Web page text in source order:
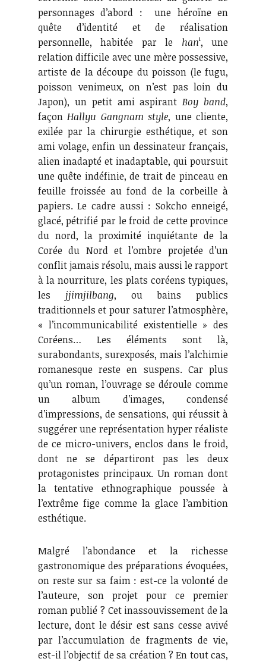
personnages d’abord : une héroïne en
quête d’identité et de réalisation
personnelle, habitée par le han¹, une
relation difficile avec une mère possessive,
artiste de la découpe du poisson (le fugu,
poisson venimeux, on n’est pas loin du
Japon), un petit ami aspirantBoy band,
façonHallyu Gangnam style, une cliente,
exilée par la chirurgie esthétique, et son
ami volage, enfin un dessinateur français,
alien inadapté et inadaptable, qui poursuit
une quête indéfinie, de trait de pinceau en
feuille froissée au fond de la corbeille à
papiers. Le cadre aussi : Sokcho enneigé,
glacé, pétrifié par le froid de cette province
du nord, la proximité inquiétante de la
Corée du Nord et l’ombre projetée d’un
conflit jamais résolu, mais aussi le rapport
à la nourriture, les plats coréens typiques,
les jjimjilbang, ou bains publics
traditionnels et pour saturer l’atmosphère,
« l’incommunicabilité existentielle » des
Coréens… Les éléments sont là,
surabondants, surexposés, mais l’alchimie
romanesque reste en suspens. Car plus
qu’un roman, l’ouvrage se déroule comme
un album d’images, condensé
d’impressions, de sensations, qui réussit à
suggérer une représentation hyper réaliste
de ce micro-univers, enclos dans le froid,
dont ne se départiront pas les deux
protagonistes principaux. Un roman dont
la tentative ethnographique poussée à
l’extrême fige comme la glace l’ambition
esthétique.
Malgré l’abondance et la richesse
gastronomique des préparations évoquées,
on reste sur sa faim : est-ce la volonté de
l’auteure, son projet pour ce premier
roman publié ? Cet inassouvissement de la
lecture, dont le désir est sans cesse avivé
par l’accumulation de fragments de vie,
est-il l’objectif de sa création ? En tout cas,